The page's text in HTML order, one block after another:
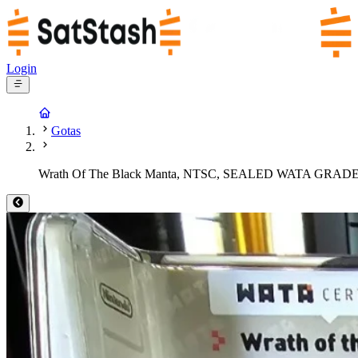
Login
Gotas
Wrath Of The Black Manta, NTSC, SEALED WATA